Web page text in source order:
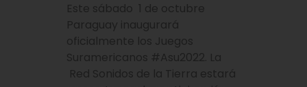
Este sábado 1 de octubre
Paraguay inaugurará
oficialmente los Juegos
Suramericanos #Asu2022. La
Red Sonidos de la Tierra estará